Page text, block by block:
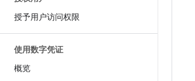
授予用户访问权限
使用数字凭证
概览